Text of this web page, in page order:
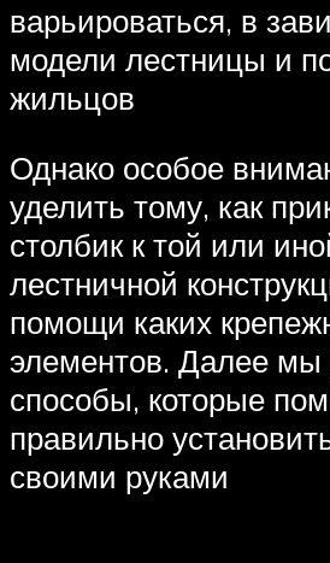
варьироваться, в
модели лестницы и
жильцов
Однако особое
уделить тому, как
столбик к той или
лестничной
помощи каких
элементов. Далее мы
способы, которые
правильно
своими руками